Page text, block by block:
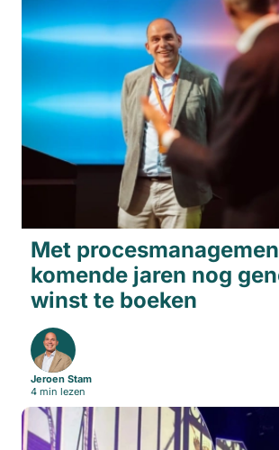
Met
komende jaren nog
winst te boeken
Jeroen Stam
4 min lezen